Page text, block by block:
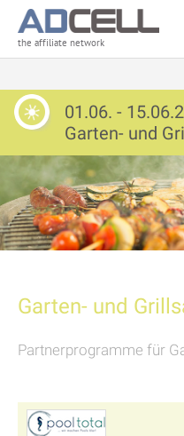
the affiliate network
01.06. -
Garten- und
Garten- und
Partnerprogramme für